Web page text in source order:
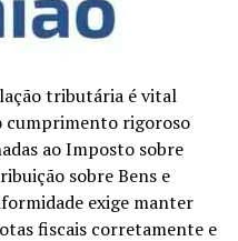
sociais já
(1988)
blog.synchro.com.br/
SOCIAIS
podem ser
No entanto, a regra
ser informado com
relevante em
fiscal, como as
Reintegra. Essa
nas empresas que
tributária é vital
cumprimento rigoroso
ao Imposto sobre
sobre Bens e
exige manter
fiscais corretamente e